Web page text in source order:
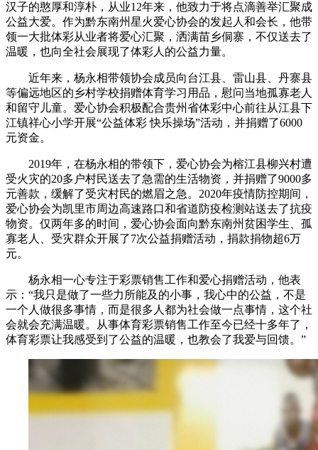
汉子的憨厚和淳朴，从业12年来，他致力于将点滴善举汇聚成
公益大爱。作为黔东南州星火爱心协会的发起人和会长，他带
领一大批体彩从业者将爱心汇聚，洒满苗乡侗寨，不仅送去了
温暖，也向全社会展现了体彩人的公益力量。
近年来，杨永相带领协会成员向台江县、雷山县、丹寨县
等偏远地区的乡村学校捐赠体育学习用品，慰问当地孤寡老人
和留守儿童。爱心协会积极配合贵州省体彩中心前往从江县下
江镇祥心小学开展“公益体彩 快乐操场”活动，并捐赠了6000
元资金。
2019年，在杨永相的带领下，爱心协会为榕江县柳兴村遭
受火灾的20多户村民送去了急需的生活物资，并捐赠了9000多
元善款，缓解了受灾村民的燃眉之急。2020年疫情防控期间，
爱心协会为凯里市周边高速路口和省道防疫检测站送去了抗疫
物资。仅两年多的时间，爱心协会面向黔东南州贫困学生、孤
寡老人、受灾群众开展了7次公益捐赠活动，捐款捐物超6万
元。
杨永相一心专注于彩票销售工作和爱心捐赠活动，他表
示：“我只是做了一些力所能及的小事，我心中的公益，不是
一个人做很多事情，而是很多人都为社会做一点事情，这个社
会就会充满温暖。从事体育彩票销售工作至今已经十多年了，
体育彩票让我感受到了公益的温暖，也教会了我爱与回馈。”